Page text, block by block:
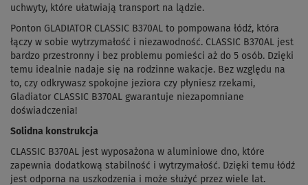
uchwyty, które ułatwiają transport na lądzie.
Ponton GLADIATOR CLASSIC B370AL to pompowana łódź, która
łączy w sobie wytrzymałość i niezawodność. CLASSIC B370AL jest
bardzo przestronny i bez problemu pomieści aż do 5 osób. Dzięki
temu idealnie nadaje się na rodzinne wakacje. Bez względu na
to, czy odkrywasz spokojne jeziora czy płyniesz rzekami,
Gladiator CLASSIC B370AL gwarantuje niezapomniane
doświadczenia!
Solidna konstrukcja
CLASSIC B370AL jest wyposażona w aluminiowe dno, które
zapewnia dodatkową stabilność i wytrzymałość. Dzięki temu łódź
jest odporna na uszkodzenia i może służyć przez wiele lat.